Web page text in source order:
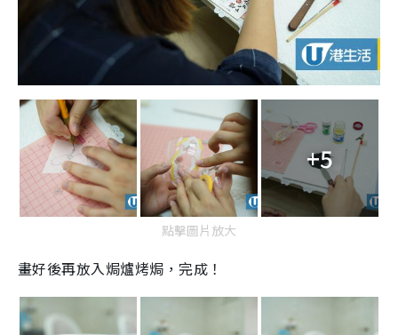
+5
點擊圖片放大
畫好後再放入焗爐烤焗，完成！